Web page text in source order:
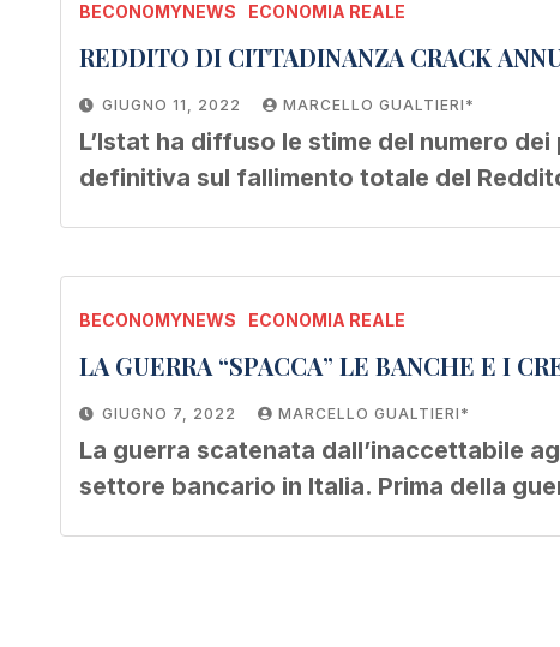
BECONOMYNEWS ECONOMIA REALE
REDDITO DI CITTADINANZA CRACK
GIUGNO 11, 2022 MARCELLO GUALTIERI*
L’Istat ha diffuso le stime del numero
definitiva sul fallimento totale del
BECONOMYNEWS ECONOMIA REALE
LA GUERRA “SPACCA” LE BANCHE E I
GIUGNO 7, 2022 MARCELLO GUALTIERI*
La guerra scatenata dall’inaccettabile
settore bancario in Italia. Prima della